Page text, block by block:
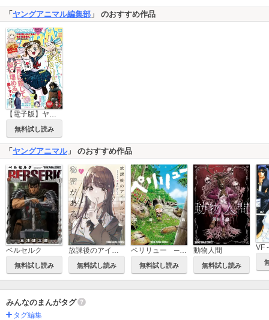
「 ヤングアニマル編集部 」 のおすすめ作品
【電子版】ヤングアニマルZERO
無料試し読み
「 ヤングアニマル」 のおすすめ作品
ベルセルク
無料試し読み
放課後のアイドルには秘密がある
無料試し読み
ペリリュー ─楽園のゲルニカ─
無料試し読み
動物人間
無料試し読み
みんなのまんがタグ
タグ編集